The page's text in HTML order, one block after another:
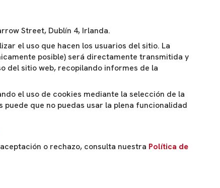
Street, Dublín 4, Irlanda.
el uso que hacen los usuarios del sitio. La
posible) será directamente transmitida y
del sitio web, recopilando informes de la
el uso de cookies mediante la selección de la
que no puedas usar la plena funcionalidad
o rechazo, consulta nuestra Política de